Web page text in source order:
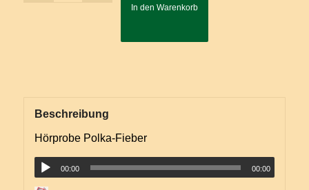
In den Warenkorb
Beschreibung
Hörprobe Polka-Fieber
00:00 00:00